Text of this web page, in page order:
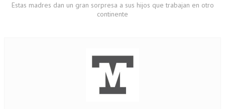
Estas madres dan un gran sorpresa a sus hijos que trabajan en otro
continente